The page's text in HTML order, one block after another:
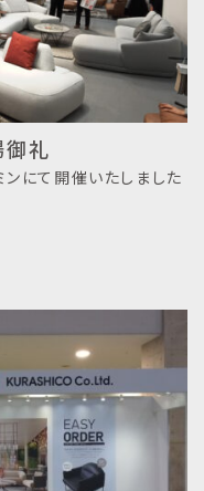
御礼
ンにて開催いたしました